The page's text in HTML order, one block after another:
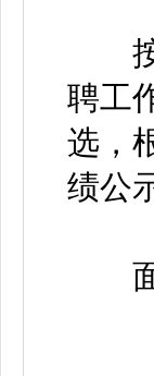
按
聘工
选，
绩公
面